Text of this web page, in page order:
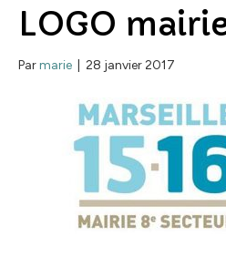
LOGO
Parmarie 28 janvier 2017